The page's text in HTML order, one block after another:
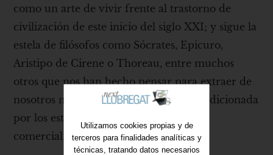
como un arte de vivir frente al trastorno de
civilización de este inicio del siglo XXI; y sigue la
estela de filósofos como Sócrates, Epicuro,
Aristipo de Cirene o Thoreau, entre muchos
otros que nos han hecho pensar para extraer de
nosotros nuestra propia verdad, no condicionada
por los estímulos de la virtualidad
comercializada.
Utilizamos cookies propias y de
terceros para finalidades analíticas y
técnicas, tratando datos necesarios